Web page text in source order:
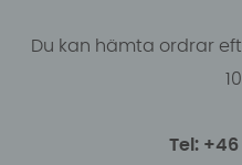
Du kan hämta ordrar
Tel: +46